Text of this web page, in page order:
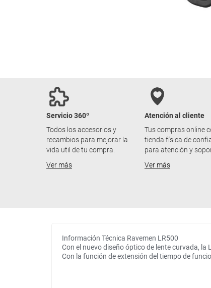
Servicio 360º
Todos los accesorios y
recambios para mejorar la
vida util de tu compra.
Ver más
Atención al cliente
Tus compras online
tienda física de
para atención y
Ver más
Información Técnica Ravemen LR500
Con el nuevo diseño óptico de lente curvada,
Con la función de extensión del tiempo de